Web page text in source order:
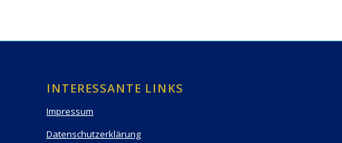
INTERESSANTE LINKS
Impressum
Datenschutzerklärung